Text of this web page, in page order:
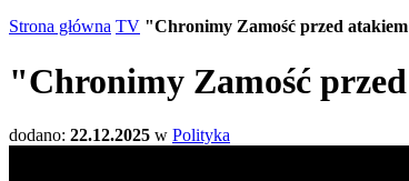
Strona główna TV "Chronimy Zamość przed
"Chronimy Zamość
dodano: 22.12.2025 w Polityka